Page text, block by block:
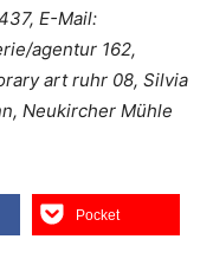
E-Mail:
agentur 162,
art ruhr 08, Silvia
Neukircher Mühle
Pocket